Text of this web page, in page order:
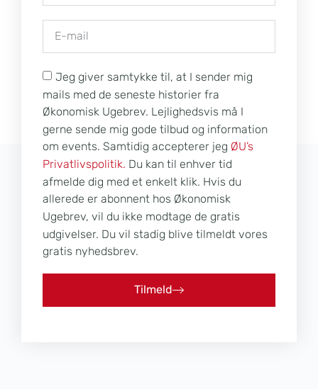
Jeg giver samtykke til, at I sender mig
mails med de seneste historier fra
Økonomisk Ugebrev. Lejlighedsvis må I
gerne sende mig gode tilbud og information
om events. Samtidig accepterer jeg ØU’s
Privatlivspolitik. Du kan til enhver tid
afmelde dig med et enkelt klik. Hvis du
allerede er abonnent hos Økonomisk
Ugebrev, vil du ikke modtage de gratis
udgivelser. Du vil stadig blive tilmeldt vores
gratis nyhedsbrev.
Tilmeld